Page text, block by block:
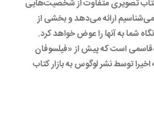
تصویری متفاوت از شخصیت‌هایی
می‌شناسیم ارائه می‌دهد و بخشی از
شما به آنها را عوض خواهد کرد.
است که پیش از «فیلسوفان
توسط نشر لوگوس به بازار کتاب